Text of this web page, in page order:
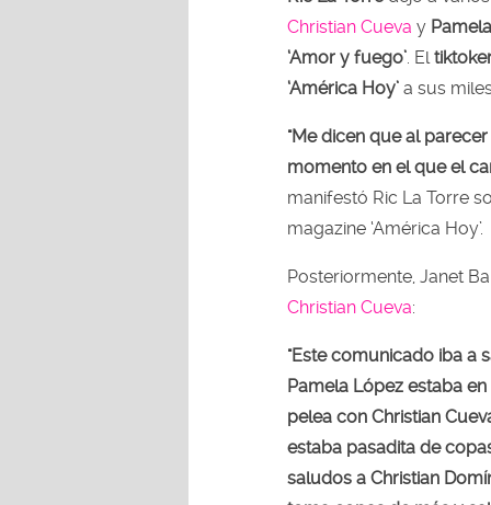
Christian Cueva y
‘Amor y fuego’ . El
‘América Hoy’ a sus
"Me dicen que al
momento en el que el
manifestó Ric La Torre
magazine ‘América Hoy’.
Posteriormente, Janet
Christian Cueva:
"Este comunicado iba a
Pamela López estaba
pelea con Christian
estaba pasadita de
saludos a Christian